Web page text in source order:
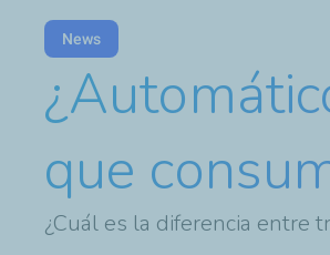
News
que
¿Cuál es la diferencia entre